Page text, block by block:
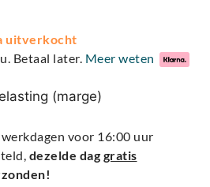
uitverkocht
Betaal later. Meer weten
(marge)
voor 16:00 uur
dezelde dag gratis